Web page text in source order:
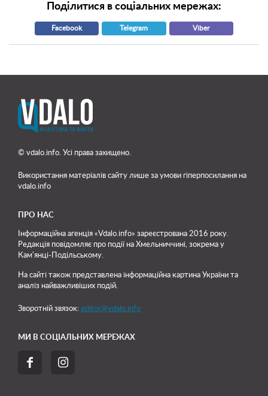
Поділитися в соціальних мережах:
Facebook Telegram Viber
© vdalo.info. Усі права захищено.
Використання матеріалів сайту лише за умови гіперпосилання на
vdalo.info
ПРО НАС
Інформаційна агенція «Vdalo.info» зареєстрована 2016 року.
Редакція повідомляє про події на Хмельниччині, зокрема у
Кам'янці-Подільському.
На сайті також представлена інформаційна картина України та
аналіз найважливіших подій.
Зворотній звязок: editor@vdalo.info
МИ В СОЦІАЛЬНИХ МЕРЕЖАХ
 